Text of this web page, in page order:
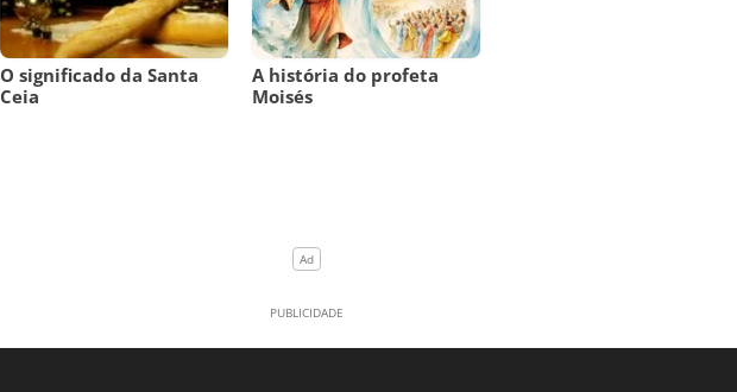
O significado da Santa
Ceia
A história do profeta
Moisés